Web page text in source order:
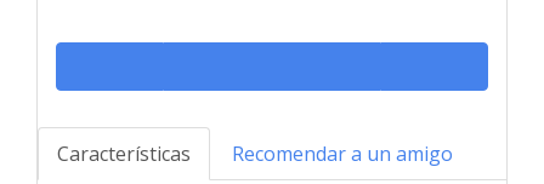
Características Recomendar a un amigo